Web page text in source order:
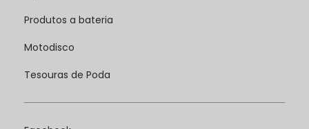
Produtos a bateria
Motodisco
Tesouras de Poda